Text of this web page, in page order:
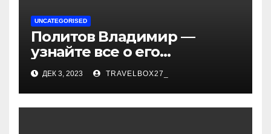
UNCATEGORISED
Политов Владимир —
узнайте все о его
биографии, возрасте и
впечатляющих
достижениях!
ДЕК 3, 2023 TRAVELBOX27_